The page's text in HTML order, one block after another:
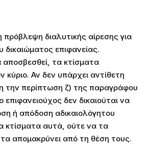
πρόβλεψη διαλυτικής αίρεσης για
επιφανείας.
τα κτίσματα
κύριο. Αν δεν υπάρχει αντίθετη
την περίπτωση ζ) της παραγράφου
δεν δικαιούται να
ή απόδοση αδικαιολόγητου
κτίσματα αυτά, ούτε να τα
απομακρύνει από τη θέση τους.